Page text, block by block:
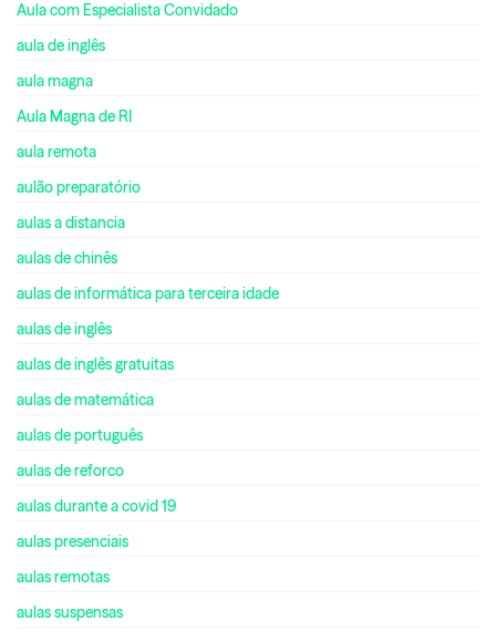
Aula com Especialista Convidado
aula de inglês
aula magna
Aula Magna de RI
aula remota
aulão preparatório
aulas a distancia
aulas de chinês
aulas de informática para terceira idade
aulas de inglês
aulas de inglês gratuitas
aulas de matemática
aulas de português
aulas de reforco
aulas durante a covid 19
aulas presenciais
aulas remotas
aulas suspensas